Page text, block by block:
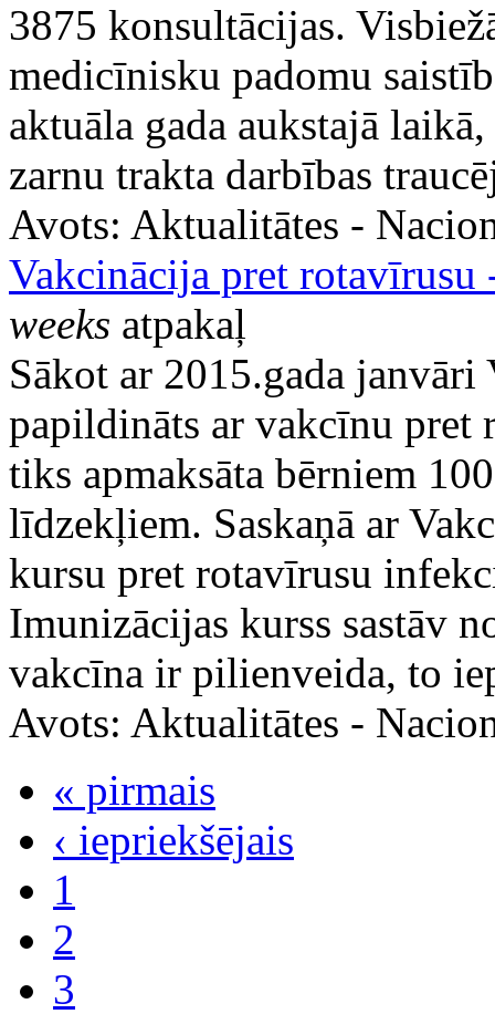
3875 konsultācijas.
medicīnisku padomu
aktuāla gada aukstajā
zarnu trakta darbības
Avots: Aktualitātes -
Vakcinācija pret rotavīrusu
weeks atpakaļ
Sākot ar 2015.gada
papildināts ar vakcīnu
tiks apmaksāta bērniem
līdzekļiem. Saskaņā ar
kursu pret rotavīrusu
Imunizācijas kurss sastāv
vakcīna ir pilienveida, to
Avots: Aktualitātes -
« pirmais
‹ iepriekšējais
1
2
3